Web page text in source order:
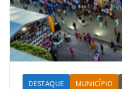
DESTAQUE MUNICÍPIO